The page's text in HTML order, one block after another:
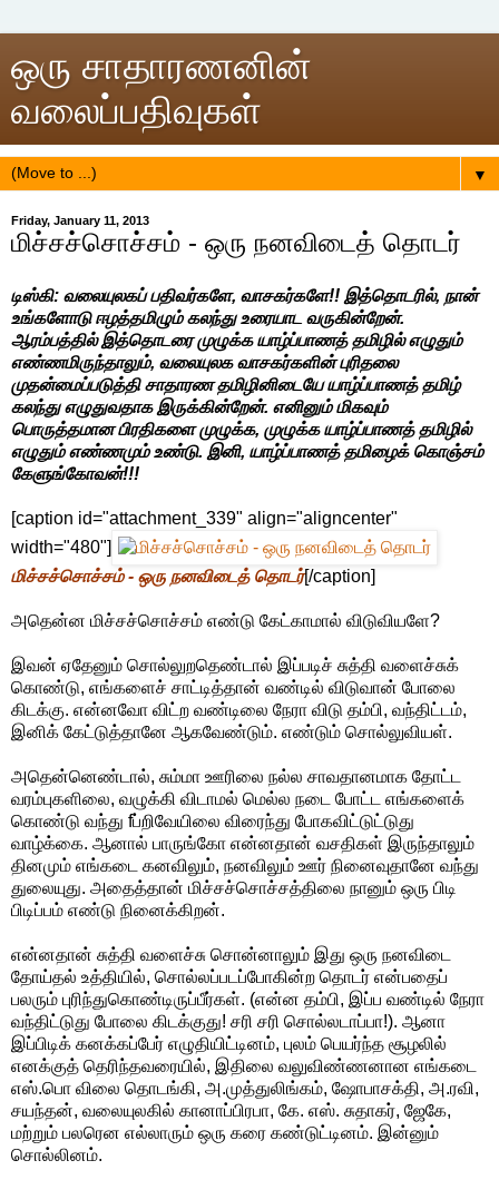
ஒரு சாதாரணனின்
வலைப்பதிவுகள்
▼
Friday, January 11, 2013
மிச்சச்சொச்சம் - ஒரு நனவிடைத் தொடர்
டிஸ்கி: வலையுலகப் பதிவர்களே, வாசகர்களே!! இத்தொடரில், நான்
உங்களோடு ஈழத்தமிழும் கலந்து உரையாட வருகின்றேன்.
ஆரம்பத்தில் இத்தொடரை முழுக்க யாழ்ப்பாணத் தமிழில் எழுதும்
எண்ணமிருந்தாலும், வலையுலக வாசகர்களின் புரிதலை
முதன்மைப்படுத்தி சாதாரண தமிழினிடையே யாழ்ப்பாணத் தமிழ்
கலந்து எழுதுவதாக இருக்கின்றேன். எனினும் மிகவும்
பொருத்தமான பிரதிகளை முழுக்க, முழுக்க யாழ்ப்பாணத் தமிழில்
எழுதும் எண்ணமும் உண்டு. இனி, யாழ்ப்பாணத் தமிழைக் கொஞ்சம்
கேளுங்கோவன்!!!
[caption id="attachment_339" align="aligncenter"
width="480"]
மிச்சச்சொச்சம் - ஒரு நனவிடைத் தொடர்[/caption]
அதென்ன மிச்சச்சொச்சம் எண்டு கேட்காமால் விடுவியளே?
இவன் ஏதேனும் சொல்லுறதெண்டால் இப்படிச் சுத்தி வளைச்சுக்
கொண்டு, எங்களைச் சாட்டித்தான் வண்டில் விடுவான் போலை
கிடக்கு. என்னவோ விட்ற வண்டிலை நேரா விடு தம்பி, வந்திட்டம்,
இனிக் கேட்டுத்தானே ஆகவேண்டும். எண்டும் சொல்லுவியள்.
அதென்னெண்டால், சும்மா ஊரிலை நல்ல சாவதானமாக தோட்ட
வரம்புகளிலை, வழுக்கி விடாமல் மெல்ல நடை போட்ட எங்களைக்
கொண்டு வந்து fப்றிவேயிலை விரைந்து போகவிட்டுட்டுது
வாழ்க்கை. ஆனால் பாருங்கோ என்னதான் வசதிகள் இருந்தாலும்
தினமும் எங்கடை கனவிலும், நனவிலும் ஊர் நினைவுதானே வந்து
துலையுது. அதைத்தான் மிச்சச்சொச்சத்திலை நானும் ஒரு பிடி
பிடிப்பம் எண்டு நினைக்கிறன்.
என்னதான் சுத்தி வளைச்சு சொன்னாலும் இது ஒரு நனவிடை
தோய்தல் உத்தியில், சொல்லப்படப்போகின்ற தொடர் என்பதைப்
பலரும் புரிந்துகொண்டிருப்பீர்கள். (என்ன தம்பி, இப்ப வண்டில் நேரா
வந்திட்டுது போலை கிடக்குது! சரி சரி சொல்லடாப்பா!). ஆனா
இப்பிடிக் கனக்கப்பேர் எழுதியிட்டினம், புலம் பெயர்ந்த சூழலில்
எனக்குத் தெரிந்தவரையில், இதிலை வலுவிண்ணனான எங்கடை
எஸ்.பொ விலை தொடங்கி, அ.முத்துலிங்கம், ஷோபாசக்தி, அ.ரவி,
சயந்தன், வலையுலகில் கானாப்பிரபா, கே. எஸ். சுதாகர், ஜேகே,
மற்றும் பலரென எல்லாரும் ஒரு கரை கண்டுட்டினம். இன்னும்
சொல்லினம்.